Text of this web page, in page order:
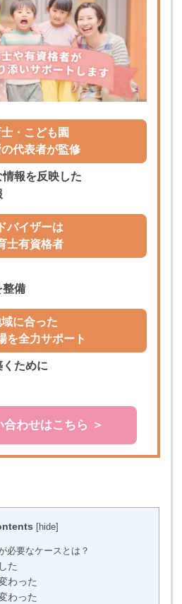
・こども園
代表者が監修
報を反映した
バイザーは
士有資格者
整備
に合った
を全力サポート
ために
合わせはこちら ＞
hide
必要なケースとは？
た
わった
わった